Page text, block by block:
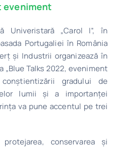
eveniment
Univeristară „Carol I”, în
Portugaliei în România
și Industrii organizează în
„Blue Talks 2022, eveniment
gradului de
lumii și a importanței
va pune accentul pe trei
protejarea, conservarea și